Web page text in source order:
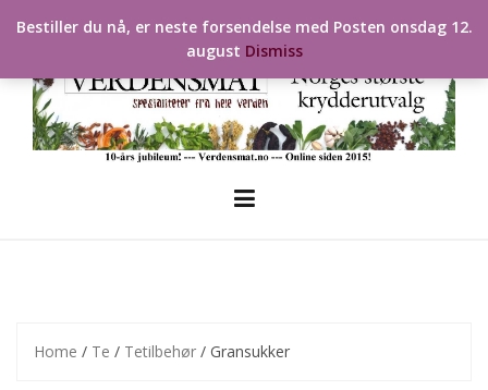
Home / Te / Tetilbehør / Gransukker
Bestiller du nå, er neste forsendelse med Posten onsdag 12.
august Dismiss